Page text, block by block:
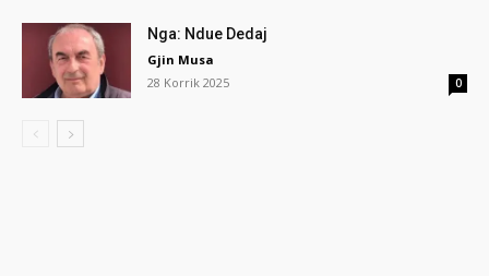
Nga: Ndue Dedaj
Gjin Musa
28 Korrik 2025
0